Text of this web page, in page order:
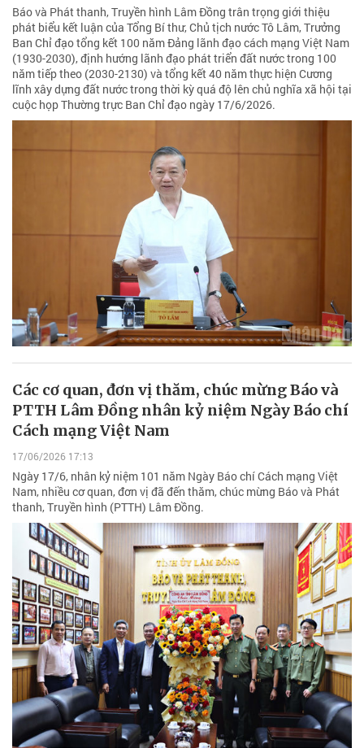
Báo và Phát thanh, Truyền hình Lâm Đồng trân trọng giới thiệu
phát biểu kết luận của Tổng Bí thư, Chủ tịch nước Tô Lâm, Trưởng
Ban Chỉ đạo tổng kết 100 năm Đảng lãnh đạo cách mạng Việt Nam
(1930-2030), định hướng lãnh đạo phát triển đất nước trong 100
năm tiếp theo (2030-2130) và tổng kết 40 năm thực hiện Cương
lĩnh xây dựng đất nước trong thời kỳ quá độ lên chủ nghĩa xã hội tại
cuộc họp Thường trực Ban Chỉ đạo ngày 17/6/2026.
Các cơ quan, đơn vị thăm, chúc mừng Báo và
PTTH Lâm Đồng nhân kỷ niệm Ngày Báo chí
Cách mạng Việt Nam
17/06/2026 17:13
Ngày 17/6, nhân kỷ niệm 101 năm Ngày Báo chí Cách mạng Việt
Nam, nhiều cơ quan, đơn vị đã đến thăm, chúc mừng Báo và Phát
thanh, Truyền hình (PTTH) Lâm Đồng.